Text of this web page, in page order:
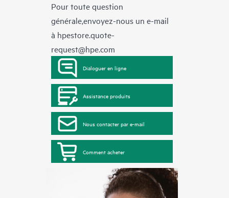
Pour toute question
générale,envoyez-nous un e-mail
à hpestore.quote-
request@hpe.com
Dialoguer en ligne
Assistance produits
Nous contacter par e-mail
Comment acheter